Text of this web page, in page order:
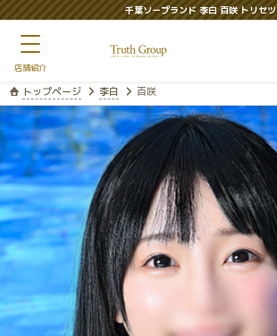
千葉ソープランド 李白 百咲 トリセツ
トップページ 李白 百咲